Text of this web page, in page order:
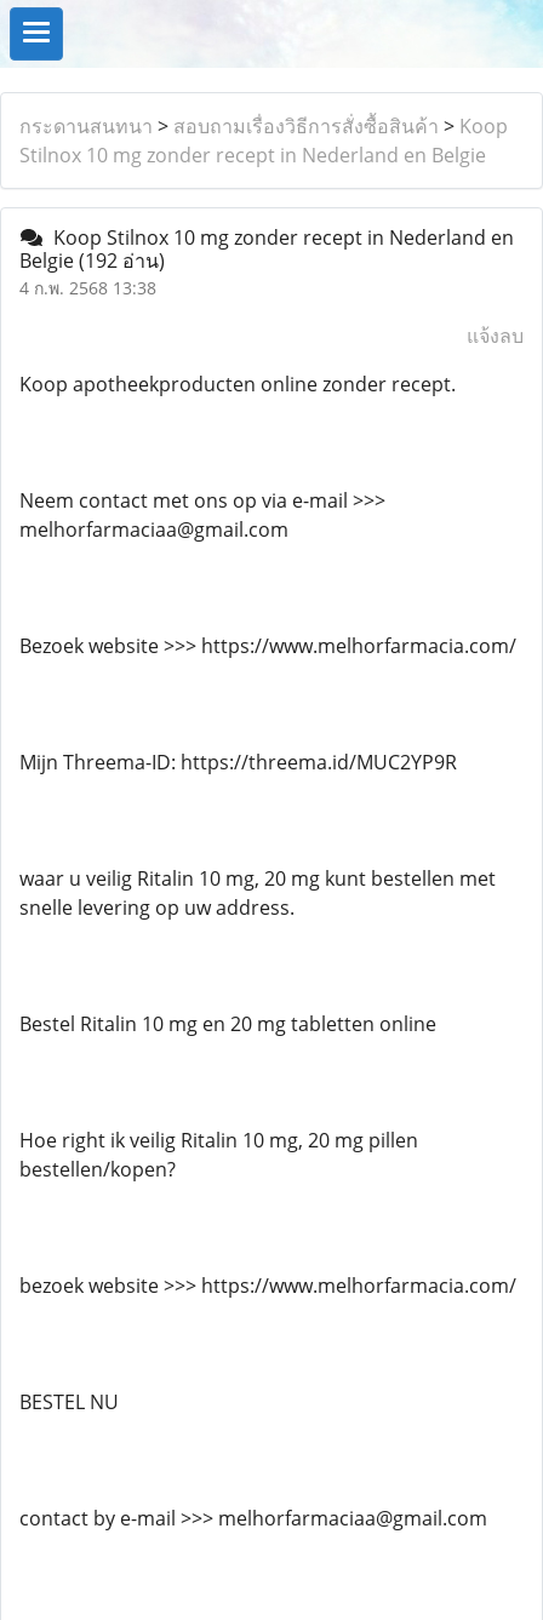
กระดานสนทนา > สอบถามเรื่องวิธีการสั่งซื้อสินค้า > Koop
Stilnox 10 mg zonder recept in Nederland en Belgie
Koop Stilnox 10 mg zonder recept in Nederland en
Belgie(192 อ่าน)
4 ก.พ. 2568 13:38
แจ้งลบ
Koop apotheekproducten online zonder recept.
Neem contact met ons op via e-mail >>>
melhorfarmaciaa@gmail.com
Bezoek website >>> https://www.melhorfarmacia.com/
Mijn Threema-ID: https://threema.id/MUC2YP9R
waar u veilig Ritalin 10 mg, 20 mg kunt bestellen met
snelle levering op uw address.
Bestel Ritalin 10 mg en 20 mg tabletten online
Hoe right ik veilig Ritalin 10 mg, 20 mg pillen
bestellen/kopen?
bezoek website >>> https://www.melhorfarmacia.com/
BESTEL NU
contact by e-mail >>> melhorfarmaciaa@gmail.com